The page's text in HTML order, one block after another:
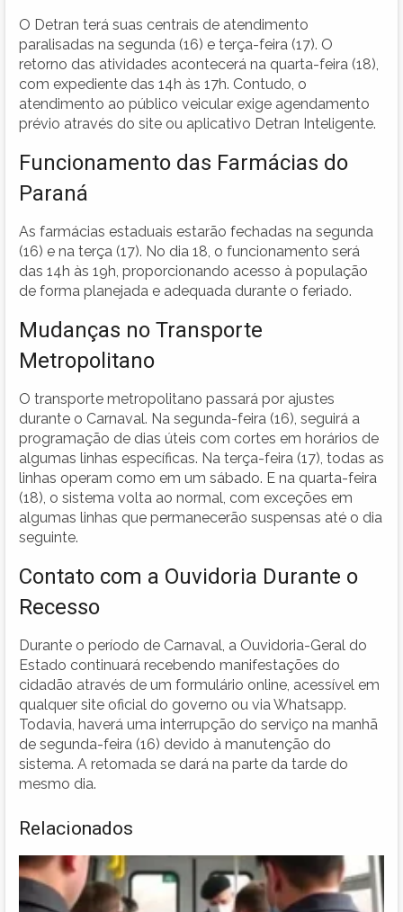
O Detran terá suas centrais de atendimento
paralisadas na segunda (16) e terça-feira (17). O
retorno das atividades acontecerá na quarta-feira (18),
com expediente das 14h às 17h. Contudo, o
atendimento ao público veicular exige agendamento
prévio através do site ou aplicativo Detran Inteligente.
Funcionamento das Farmácias do
Paraná
As farmácias estaduais estarão fechadas na segunda
(16) e na terça (17). No dia 18, o funcionamento será
das 14h às 19h, proporcionando acesso à população
de forma planejada e adequada durante o feriado.
Mudanças no Transporte
Metropolitano
O transporte metropolitano passará por ajustes
durante o Carnaval. Na segunda-feira (16), seguirá a
programação de dias úteis com cortes em horários de
algumas linhas específicas. Na terça-feira (17), todas as
linhas operam como em um sábado. E na quarta-feira
(18), o sistema volta ao normal, com exceções em
algumas linhas que permanecerão suspensas até o dia
seguinte.
Contato com a Ouvidoria Durante o
Recesso
Durante o período de Carnaval, a Ouvidoria-Geral do
Estado continuará recebendo manifestações do
cidadão através de um formulário online, acessível em
qualquer site oficial do governo ou via Whatsapp.
Todavia, haverá uma interrupção do serviço na manhã
de segunda-feira (16) devido à manutenção do
sistema. A retomada se dará na parte da tarde do
mesmo dia.
Relacionados